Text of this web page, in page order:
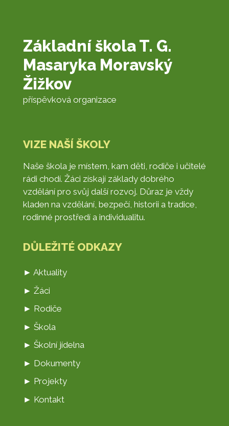
Základní škola T. G.
Masaryka Moravský
Žižkov
příspěvková organizace
VIZE NAŠÍ ŠKOLY
Naše škola je místem, kam děti, rodiče i učitelé
rádi chodí. Žáci získají základy dobrého
vzdělání pro svůj další rozvoj. Důraz je vždy
kladen na vzdělání, bezpečí, historii a tradice,
rodinné prostředí a individualitu.
DŮLEŽITÉ ODKAZY
► Aktuality
► Žáci
► Rodiče
► Škola
► Školní jídelna
► Dokumenty
► Projekty
► Kontakt